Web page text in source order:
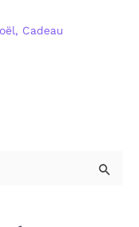
, Cadeau